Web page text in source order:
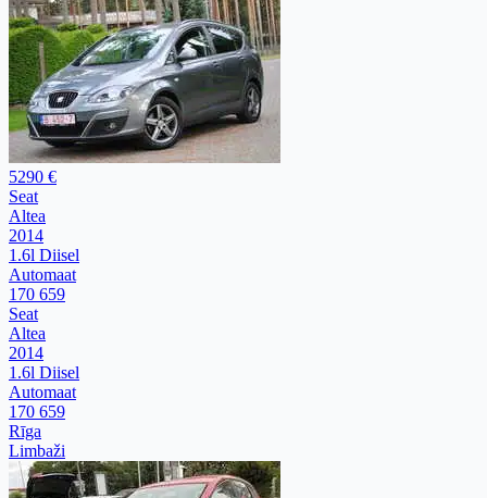
5290 €
Seat
Altea
2014
1.6l Diisel
Automaat
170 659
Seat
Altea
2014
1.6l Diisel
Automaat
170 659
Rīga
Limbaži